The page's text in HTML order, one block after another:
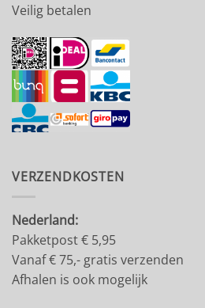
Veilig betalen
VERZENDKOSTEN
Nederland:
Pakketpost € 5,95
Vanaf € 75,- gratis verzenden
Afhalen is ook mogelijk